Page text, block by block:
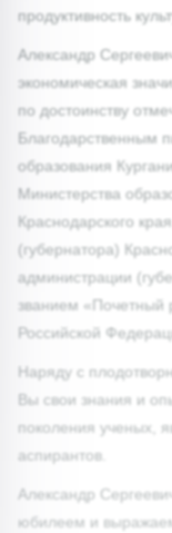
продуктивность
Александр
экономическая
по достоинству
Благодарственным
образования
Министерства
Краснодарского
(губернатора)
администрации
званием «Почетный
Российской
Наряду с
Вы свои знания и
поколения ученых,
аспирантов.
Александр
юбилеем и